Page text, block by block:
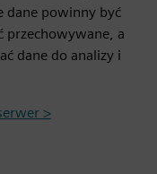
dane powinny być
przechowywane, a
dane do analizy i
>